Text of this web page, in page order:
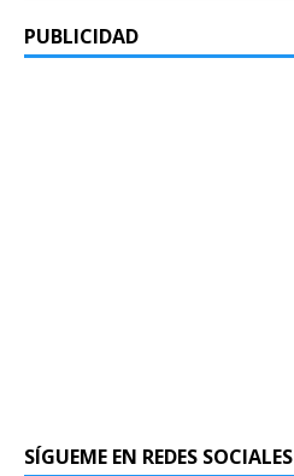
PUBLICIDAD
SÍGUEME EN REDES SOCIALES